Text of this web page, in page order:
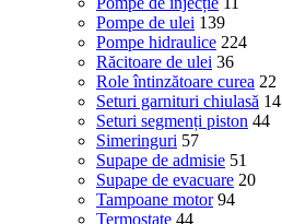
Pompe de ulei 139
Pompe hidraulice 224
Răcitoare de ulei 36
Role întinzătoare curea 22
Seturi garnituri chiulasă 14
Seturi segmenți piston 44
Simeringuri 57
Supape de admisie 51
Supape de evacuare 20
Tampoane motor 94
Termostate 44